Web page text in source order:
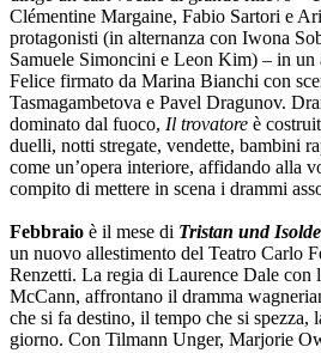
Clémentine Margaine, Fabio Sartori e
protagonisti (in alternanza con Iwona
Samuele Simoncini e Leon Kim) – in un
Felice firmato da Marina Bianchi con
Tasmagambetova e Pavel Dragunov.
dominato dal fuoco, Il trovatore è
duelli, notti stregate, vendette, bambini
come un’opera interiore, affidando alla
compito di mettere in scena i drammi
Febbraio è il mese di Tristan und Isolde
un nuovo allestimento del Teatro Carlo
Renzetti. La regia di Laurence Dale con
McCann, affrontano il dramma
che si fa destino, il tempo che si spezza,
giorno. Con Tilmann Unger, Marjorie